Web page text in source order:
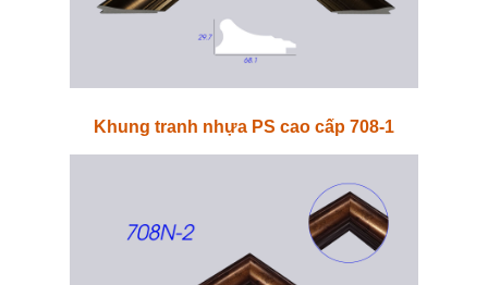
Khung tranh nhựa PS cao cấp 708-1